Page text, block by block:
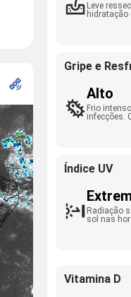
Leve
hidratação
Gripe e
Alto
Frio
infecções.
Índice UV
Radiação
sol nas
Vitamina D